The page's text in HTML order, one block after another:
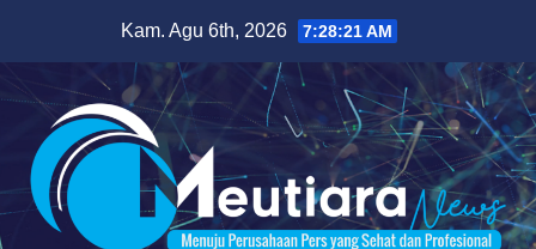
content
Kam. Agu 6th, 2026 7:28:22 AM